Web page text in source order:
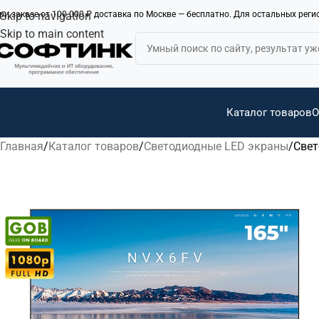
Skip to navigation
Skip to main content
заказе от 100 000 ₽ доставка по Москве — бесплатно. Для остальных
Каталог товаров
Главная Каталог товаров Светодиодные LED экраны